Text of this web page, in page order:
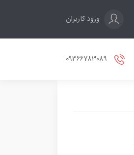
ورود کاربران